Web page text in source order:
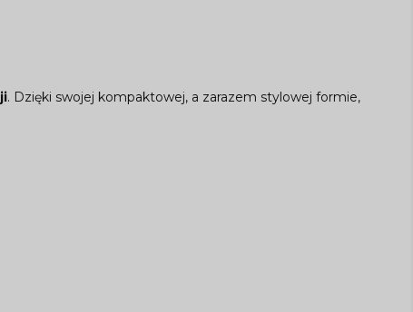
. Dzięki swojej kompaktowej, a zarazem stylowej formie,